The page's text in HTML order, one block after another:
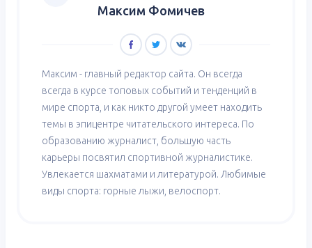
Максим Фомичев
Максим - главный редактор сайта. Он всегда
всегда в курсе топовых событий и тенденций в
мире спорта, и как никто другой умеет находить
темы в эпицентре читательского интереса. По
образованию журналист, большую часть
карьеры посвятил спортивной журналистике.
Увлекается шахматами и литературой. Любимые
виды спорта: горные лыжи, велоспорт.